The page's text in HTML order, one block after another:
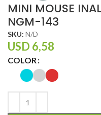
MINI MOUSE
NGM-143
SKU:N/D
USD 6,58
COLOR